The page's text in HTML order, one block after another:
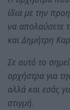
ίδια με την
να απολαύσετε
και Δημήτρη
Σε αυτό το
ορχήστρα για
αλλά και εσάς
στιγμή.